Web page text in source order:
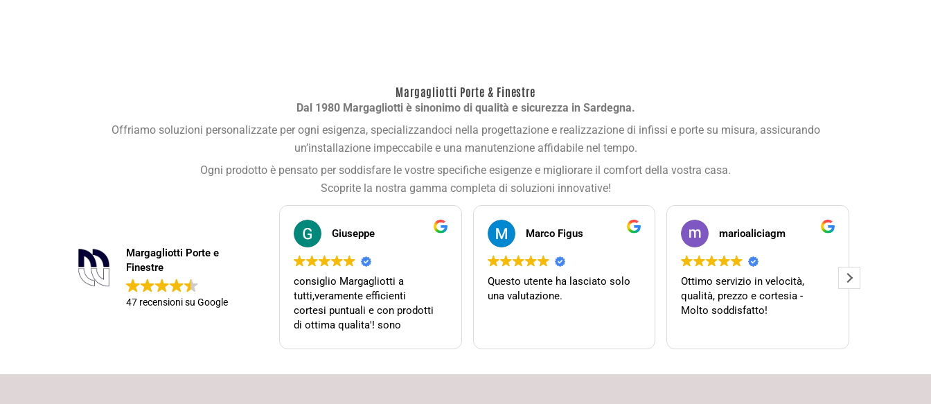
Margagliotti Porte & Finestre
Dal 1980 Margagliotti è sinonimo di qualità e sicurezza in Sardegna.
Offriamo soluzioni personalizzate per ogni esigenza, specializzandoci nella progettazione e realizzazione di infissi e porte su misura, assicurando
un’installazione impeccabile e una manutenzione affidabile nel tempo.
Ogni prodotto è pensato per soddisfare le vostre specifiche esigenze e migliorare il comfort della vostra casa.
Scoprite la nostra gamma completa di soluzioni innovative!
Margagliotti Porte e
Finestre
47 recensioni su Google
Giuseppe
consiglio Margagliotti a
tutti,veramente efficienti
cortesi puntuali e con prodotti
di ottima qualita'! sono
Marco Figus
Questo utente ha lasciato solo
una valutazione.
marioaliciagm
Ottimo servizio in velocità,
qualità, prezzo e cortesia -
Molto soddisfatto!